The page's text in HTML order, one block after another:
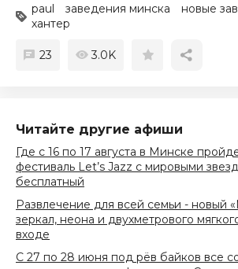
paul заведения минска новые
хантер
23 3.0K
Читайте другие афиши
Где с 16 по 17 августа в Минске
фестиваль Let’s Jazz с мировыми
бесплатный
Развлечение для всей семьи - новый
зеркал, неона и двухметрового
входе
С 27 по 28 июня под рёв байков все